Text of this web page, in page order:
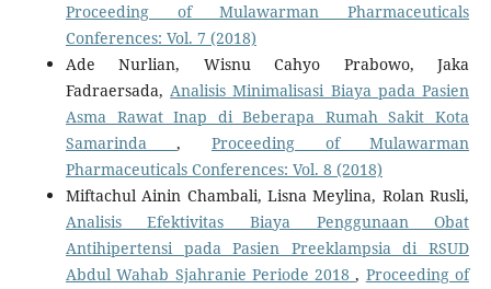
Proceeding of Mulawarman Pharmaceuticals
Conferences: Vol. 7 (2018)
Ade Nurlian, Wisnu Cahyo Prabowo, Jaka
Fadraersada,Analisis Minimalisasi Biaya pada Pasien
Asma Rawat Inap di Beberapa Rumah Sakit Kota
Samarinda, Proceeding of Mulawarman
Pharmaceuticals Conferences: Vol. 8 (2018)
Miftachul Ainin Chambali, Lisna Meylina, Rolan Rusli,
Analisis Efektivitas Biaya Penggunaan Obat
Antihipertensi pada Pasien Preeklampsia di RSUD
Abdul Wahab Sjahranie Periode 2018, Proceeding of